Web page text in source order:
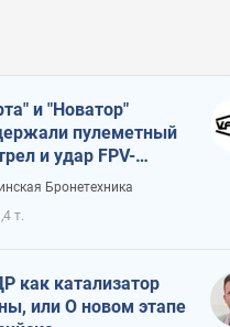
и "Новатор"
пулеметный
и удар FPV-
сохранив жизнь
Бронетехника
т.
как катализатор
или О новом этапе